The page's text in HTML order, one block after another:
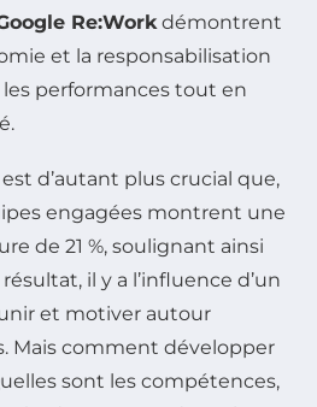
Re:Work démontrent
et la responsabilisation
performances tout en
d’autant plus crucial que,
engagées montrent une
de 21 %, soulignant ainsi
il y a l’influence d’un
et motiver autour
Mais comment développer
sont les compétences,